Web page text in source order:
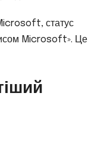
статус
Microsoft». Це